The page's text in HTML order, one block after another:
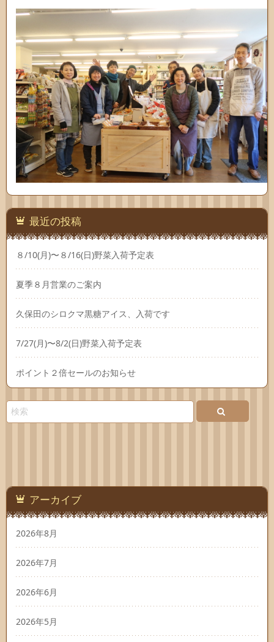
最近の投稿
８/10(月)〜８/16(日)野菜入荷予定表
夏季８月営業のご案内
久保田のシロクマ黒糖アイス、入荷です
7/27(月)〜8/2(日)野菜入荷予定表
ポイント２倍セールのお知らせ
アーカイブ
2026年8月
2026年7月
2026年6月
2026年5月